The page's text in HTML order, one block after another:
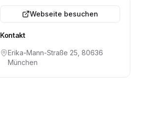
Webseite besuchen
Kontakt
Erika-Mann-Straße 25, 80636
München